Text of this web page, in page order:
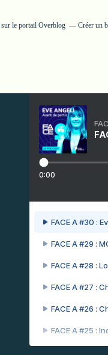
sur le portail Overblog Créer un
0:00
FACE A #30 :
FACE A #29 :
FACE A #28 :
FACE A #27 :
FACE A #26 :
FACE A #25 :